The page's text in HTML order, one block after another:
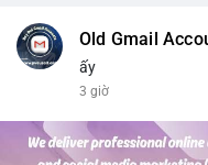
- Mục tiêu chốt lời: TP1:
- Cắt lỗ: 74.90 (dưới vùng
chốt 50% vị thế tại TP1
Old Gmail
ấy
3 giờ